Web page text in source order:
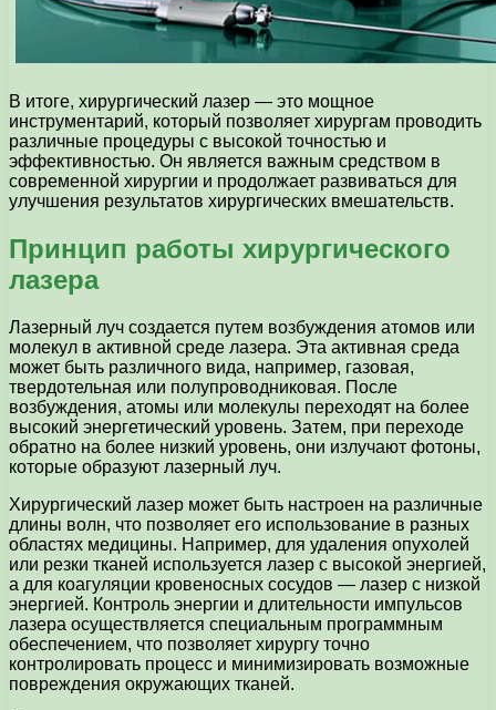
В итоге, хирургический лазер — это мощное
инструментарий, который позволяет хирургам проводить
различные процедуры с высокой точностью и
эффективностью. Он является важным средством в
современной хирургии и продолжает развиваться для
улучшения результатов хирургических вмешательств.
Принцип работы хирургического
лазера
Лазерный луч создается путем возбуждения атомов или
молекул в активной среде лазера. Эта активная среда
может быть различного вида, например, газовая,
твердотельная или полупроводниковая. После
возбуждения, атомы или молекулы переходят на более
высокий энергетический уровень. Затем, при переходе
обратно на более низкий уровень, они излучают фотоны,
которые образуют лазерный луч.
Хирургический лазер может быть настроен на различные
длины волн, что позволяет его использование в разных
областях медицины. Например, для удаления опухолей
или резки тканей используется лазер с высокой энергией,
а для коагуляции кровеносных сосудов — лазер с низкой
энергией. Контроль энергии и длительности импульсов
лазера осуществляется специальным программным
обеспечением, что позволяет хирургу точно
контролировать процесс и минимизировать возможные
повреждения окружающих тканей.